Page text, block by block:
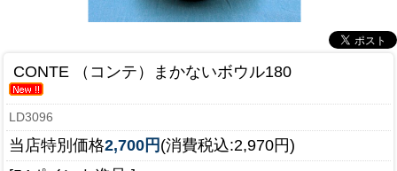
CONTE （コンテ）まかないボウル180
LD3096
当店特別価格2,700円 (消費税込:2,970円)